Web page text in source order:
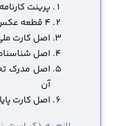
پرینت
4 قطعه عکس 4 x 3 پشت نویس شده (در سال جاری گرفته شده باشد)
اصل کارت
اصل
اصل مدرک
اصل کارت